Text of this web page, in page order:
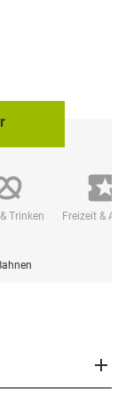
Trinken Freizeit &